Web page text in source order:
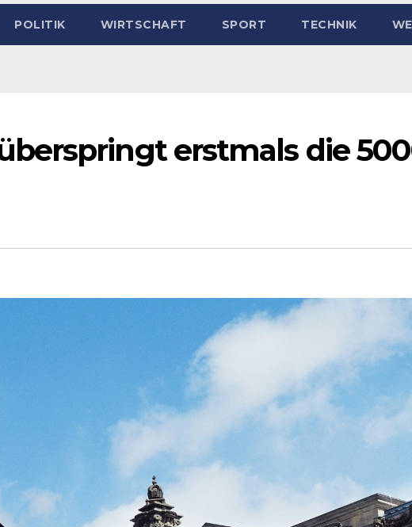
POLITIK WIRTSCHAFT SPORT TECHNIK
erstmals die